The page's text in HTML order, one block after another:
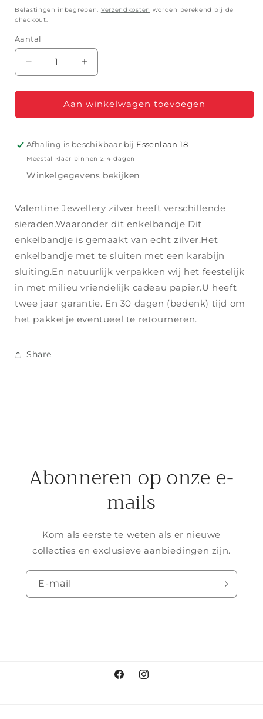
prijs
Belastingen inbegrepen. Verzendkosten worden berekend bij de
checkout.
Aantal
Aantal
verlagen
voor
VALENTINE
JZ
Aantal
verhogen
voor
VALENTINE
JZ
Aan winkelwagen toevoegen
Afhaling is beschikbaar bij Essenlaan 18
Meestal klaar binnen 2-4 dagen
Winkelgegevens bekijken
Valentine Jewellery zilver heeft verschillende
sieraden.Waaronder dit enkelbandje Dit
enkelbandje is gemaakt van echt zilver.Het
enkelbandje met te sluiten met een karabijn
sluiting.En natuurlijk verpakken wij het feestelijk
in met milieu vriendelijk cadeau papier.U heeft
twee jaar garantie. En 30 dagen (bedenk) tijd om
het pakketje eventueel te retourneren.
Share
Abonneren op onze e-
mails
Kom als eerste te weten als er nieuwe
collecties en exclusieve aanbiedingen zijn.
E‑mail
FacebookInstagram